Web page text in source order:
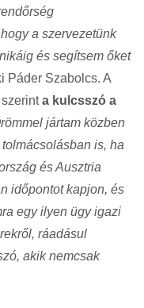
a szervezetünk
és segítsem őket
Páder Szabolcs. A
a kulcsszó a
jártam közben
is, ha
és Ausztria
időpontot kapjon, és
egy ilyen ügy igazi
ráadásul
akik nemcsak